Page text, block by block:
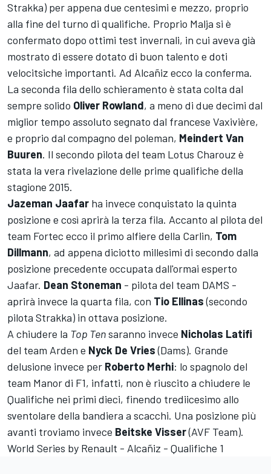
Strakka) per appena due centesimi e mezzo, proprio
alla fine del turno di qualifiche. Proprio Malja si è
confermato dopo ottimi test invernali, in cui aveva già
mostrato di essere dotato di buon talento e doti
velocitsiche importanti. Ad Alcañiz ecco la conferma.
La seconda fila dello schieramento è stata colta dal
sempre solido Oliver Rowland, a meno di due decimi dal
miglior tempo assoluto segnato dal francese Vaxivière,
e proprio dal compagno del poleman, Meindert Van
Buuren. Il secondo pilota del team Lotus Charouz è
stata la vera rivelazione delle prime qualifiche della
stagione 2015.
Jazeman Jaafar ha invece conquistato la quinta
posizione e così aprirà la terza fila. Accanto al pilota del
team Fortec ecco il primo alfiere della Carlin, Tom
Dillmann, ad appena diciotto millesimi di secondo dalla
posizione precedente occupata dall'ormai esperto
Jaafar. Dean Stoneman - pilota del team DAMS -
aprirà invece la quarta fila, con Tio Ellinas(secondo
pilota Strakka) in ottava posizione.
A chiudere la Top Tensaranno invece Nicholas Latifi
del team Arden e Nyck De Vries(Dams). Grande
delusione invece per Roberto Merhi: lo spagnolo del
team Manor di F1, infatti, non è riuscito a chiudere le
Qualifiche nei primi dieci, finendo trediicesimo allo
sventolare della bandiera a scacchi. Una posizione più
avanti troviamo invece Beitske Visser(AVF Team).
World Series by Renault - Alcañiz - Qualifiche 1